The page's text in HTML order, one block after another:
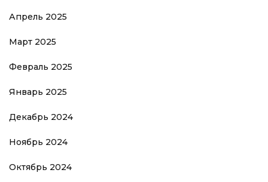
Апрель 2025
Март 2025
Февраль 2025
Январь 2025
Декабрь 2024
Ноябрь 2024
Октябрь 2024